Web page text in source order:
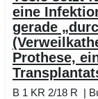
eine
gerade
Prothese,
B 1 KR 2/18 R |